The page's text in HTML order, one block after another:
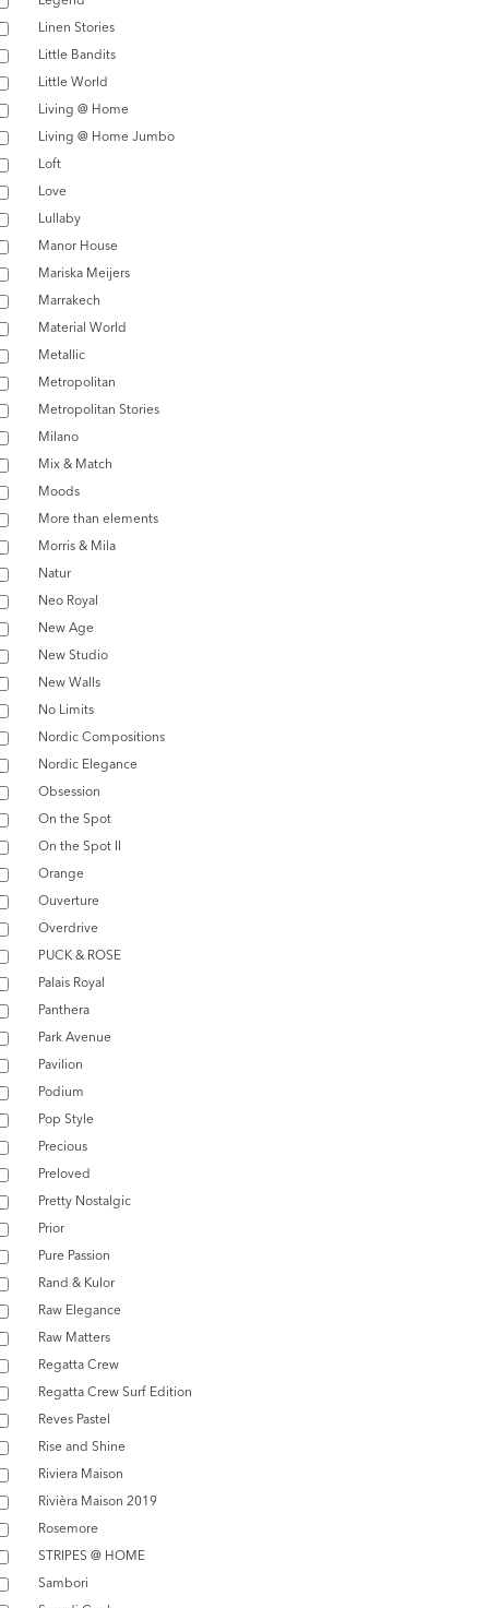
Linen Stories
Little Bandits
Little World
Living @ Home
Living @ Home Jumbo
Loft
Love
Lullaby
Manor House
Mariska Meijers
Marrakech
Material World
Metallic
Metropolitan
Metropolitan Stories
Milano
Mix & Match
Moods
More than elements
Morris & Mila
Natur
Neo Royal
New Age
New Studio
New Walls
No Limits
Nordic Compositions
Nordic Elegance
Obsession
On the Spot
On the Spot II
Orange
Ouverture
Overdrive
PUCK & ROSE
Palais Royal
Panthera
Park Avenue
Pavilion
Podium
Pop Style
Precious
Preloved
Pretty Nostalgic
Prior
Pure Passion
Rand & Kulor
Raw Elegance
Raw Matters
Regatta Crew
Regatta Crew Surf Edition
Reves Pastel
Rise and Shine
Riviera Maison
Rivièra Maison 2019
Rosemore
STRIPES @ HOME
Sambori